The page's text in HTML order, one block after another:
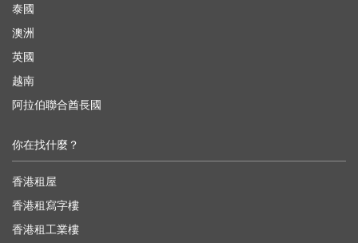
泰國
澳洲
英國
越南
阿拉伯聯合酋長國
你在找什麼？
香港租屋
香港租寫字樓
香港租工業樓